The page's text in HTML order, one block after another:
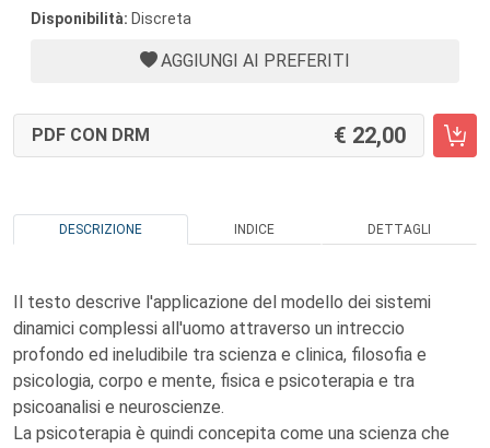
Disponibilità: Discreta
AGGIUNGI AI PREFERITI
PDF CON DRM 22,00
DESCRIZIONE INDICE DETTAGLI
Il testo descrive l'applicazione del modello dei sistemi
dinamici complessi all'uomo attraverso un intreccio
profondo ed ineludibile tra scienza e clinica, filosofia e
psicologia, corpo e mente, fisica e psicoterapia e tra
psicoanalisi e neuroscienze.
La psicoterapia è quindi concepita come una scienza che